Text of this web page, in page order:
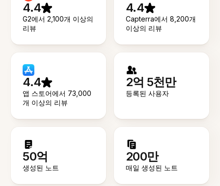
4.4
G2에서 2,100개 이상의
리뷰
4.4
Capterra에서 8,200개
이상의 리뷰
4.4
앱 스토어에서 73,000
개 이상의 리뷰
2억 5천만
등록된 사용자
50억
생성된 노트
200만
매일 생성된 노트